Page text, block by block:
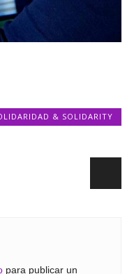
& SOLIDARITY
para publicar un